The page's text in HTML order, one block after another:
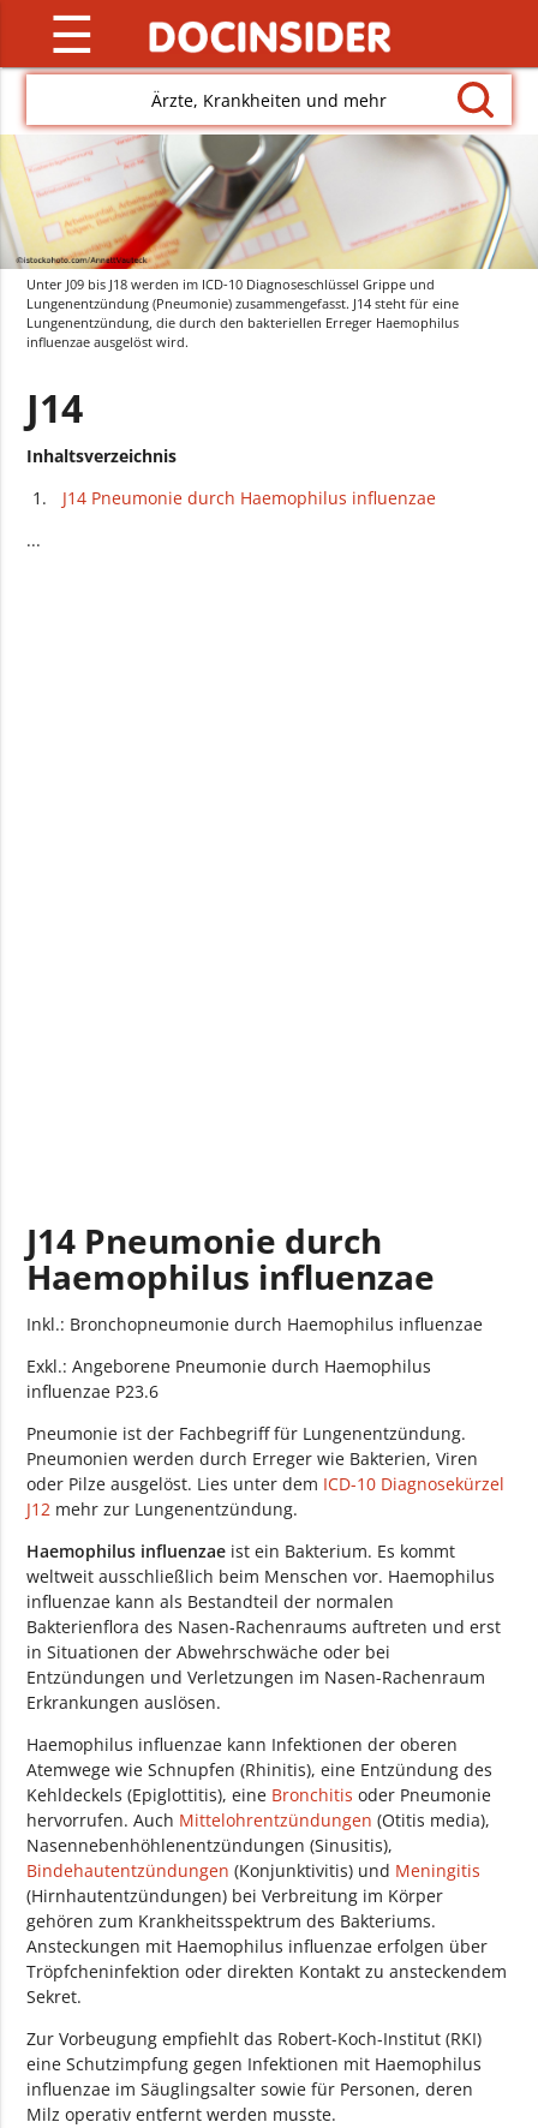
☰
Ärzte, Krankheiten und mehr
Unter J09 bis J18 werden im ICD-10 Diagnoseschlüssel Grippe und
Lungenentzündung (Pneumonie) zusammengefasst. J14 steht für eine
Lungenentzündung, die durch den bakteriellen Erreger Haemophilus
influenzae ausgelöst wird.
J14
Inhaltsverzeichnis
J14 Pneumonie durch Haemophilus influenzae
...
J14 Pneumonie durch
Haemophilus influenzae
Inkl.: Bronchopneumonie durch Haemophilus influenzae
Exkl.: Angeborene Pneumonie durch Haemophilus
influenzae P23.6
Pneumonie ist der Fachbegriff für Lungenentzündung.
Pneumonien werden durch Erreger wie Bakterien, Viren
oder Pilze ausgelöst. Lies unter dem ICD-10 Diagnosekürzel
J12 mehr zur Lungenentzündung.
Haemophilus influenzae ist ein Bakterium. Es kommt
weltweit ausschließlich beim Menschen vor. Haemophilus
influenzae kann als Bestandteil der normalen
Bakterienflora des Nasen-Rachenraums auftreten und erst
in Situationen der Abwehrschwäche oder bei
Entzündungen und Verletzungen im Nasen-Rachenraum
Erkrankungen auslösen.
Haemophilus influenzae kann Infektionen der oberen
Atemwege wie Schnupfen (Rhinitis), eine Entzündung des
Kehldeckels (Epiglottitis), eine Bronchitis oder Pneumonie
hervorrufen. Auch Mittelohrentzündungen (Otitis media),
Nasennebenhöhlenentzündungen (Sinusitis),
Bindehautentzündungen (Konjunktivitis) und Meningitis
(Hirnhautentzündungen) bei Verbreitung im Körper
gehören zum Krankheitsspektrum des Bakteriums.
Ansteckungen mit Haemophilus influenzae erfolgen über
Tröpfcheninfektion oder direkten Kontakt zu ansteckendem
Sekret.
Zur Vorbeugung empfiehlt das Robert-Koch-Institut (RKI)
eine Schutzimpfung gegen Infektionen mit Haemophilus
influenzae im Säuglingsalter sowie für Personen, deren
Milz operativ entfernt werden musste.